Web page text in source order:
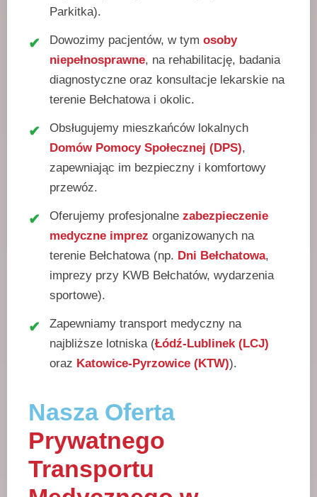
Parkitka).
Dowozimy pacjentów, w tym osoby
niepełnosprawne, na rehabilitację, badania
diagnostyczne oraz konsultacje lekarskie na
terenie Bełchatowa i okolic.
Obsługujemy mieszkańców lokalnych
Domów Pomocy Społecznej (DPS),
zapewniając im bezpieczny i komfortowy
przewóz.
Oferujemy profesjonalne zabezpieczenie
medyczne imprez organizowanych na
terenie Bełchatowa (np. Dni Bełchatowa,
imprezy przy KWB Bełchatów, wydarzenia
sportowe).
Zapewniamy transport medyczny na
najbliższe lotniska (Łódź-Lublinek (LCJ)
oraz Katowice-Pyrzowice (KTW)).
Nasza Oferta
Prywatnego
Transportu